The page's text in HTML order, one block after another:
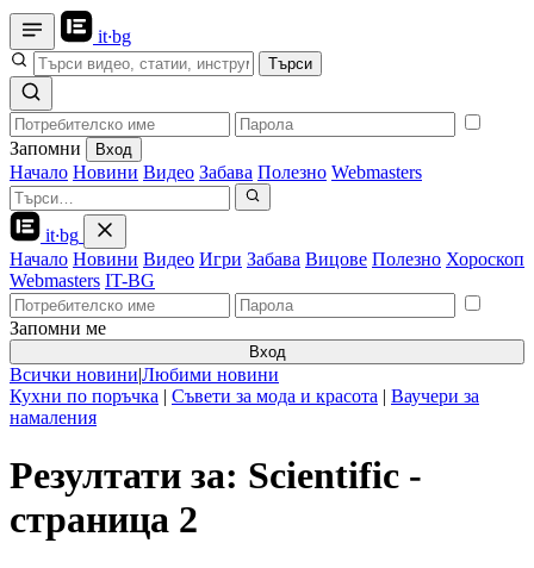
it·bg
Търси
Запомни Вход
Начало Новини Видео Забава Полезно Webmasters
it·bg
Начало Новини Видео Игри Забава Вицове Полезно Хороскоп
Webmasters IT-BG
Запомни ме
Вход
Всички новини|Любими новини
Кухни по поръчка | Съвети за мода и красота | Ваучери за
намаления
Резултати за: Scientific -
страница 2